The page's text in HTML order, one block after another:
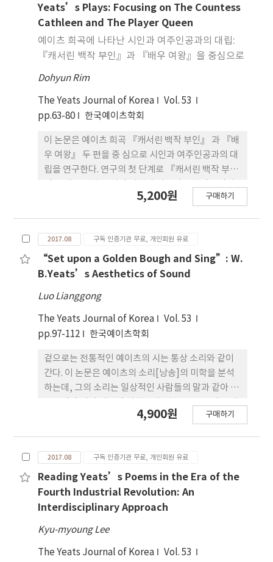
Yeats’s Plays: Focusing on The Countess
Cathleen and The Player Queen
예이츠 희곡에 나타난 시인과 여주인공과의 대립:
『캐서린 백작 부인』과 『배우 여왕』을 중심으로
Dohyun Rim
The Yeats Journal of Korea
Vol. 53
pp.63-80
한국예이츠학회
이 논문은 예이츠 희곡 『캐서린 백작 부인』 과 『배
우 여왕』 두 편을 중 심으로 시인과 여주인공과의 대
립을 연구한다. 연구의 첫 단계로 『캐서린 백작 부
대립을 분석하고 이를 통해서 이 조합 이 다른 예이츠
시인과 여주인공의 대립을 비교 분석하여 시인과 여
주인공의 조합만이 가지고 있는 특징들을 밝혀낸다.
결론으로써 여주인공과의 대립에서 보여 준 시인의
르게 보일 수 있지만 그럼에도 그것이 객관성보다 주
관성을 우위에 두는 예이츠의 생각을 벗어 나는 것이
아니라는 것을 주장한다.
5,200원 구매하기
2017.08 구독 인증기관 무료, 개인회원 유료
“Set upon a Golden Bough and Sing”: W.
B.Yeats’s Aesthetics of Sound
Luo Lianggong
The Yeats Journal of Korea
Vol. 53
pp.97-112
한국예이츠학회
겉으로는 전통적인 예이츠의 시는 통상 소리와 같이
간다. 이 논문은 예이츠의 소리[낭송]의 미학을 분석
하는데, 그의 소리는 일상적인 사람들의 말과 같아 서
미에 대한 반응이기에 시의 소리와 시적 의미의 관계
합하는 시에서의 소리의 사용을 관찰한 다. 왈트 휘트
먼, 에밀리 디킨즈, 로버트 프로스트가 했던 것처럼
예이츠의 기법은 모 더니즘에 대한 그의 접근이었다
고 할 수 있다.
4,900원 구매하기
2017.08 구독 인증기관 무료, 개인회원 유료
Reading Yeats’s Poems in the Era of the
Fourth Industrial Revolution: An
Interdisciplinary Approach
Kyu-myoung Lee
The Yeats Journal of Korea Vol. 53